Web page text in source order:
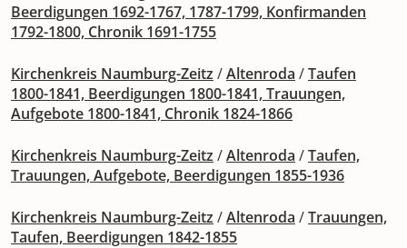
Beerdigungen 1692-1767, 1787-1799, Konfirmanden
1792-1800, Chronik 1691-1755
Kirchenkreis Naumburg-Zeitz /Altenroda /Taufen
1800-1841, Beerdigungen 1800-1841, Trauungen,
Aufgebote 1800-1841, Chronik 1824-1866
Kirchenkreis Naumburg-Zeitz /Altenroda /Taufen,
Trauungen, Aufgebote, Beerdigungen 1855-1936
Kirchenkreis Naumburg-Zeitz /Altenroda /Trauungen,
Taufen, Beerdigungen 1842-1855